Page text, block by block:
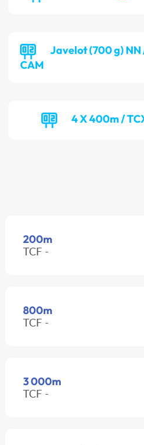
Javelot (700 g) NN
CAM
4 X 400m /
200m
TCF -
800m
TCF -
3 000m
TCF -